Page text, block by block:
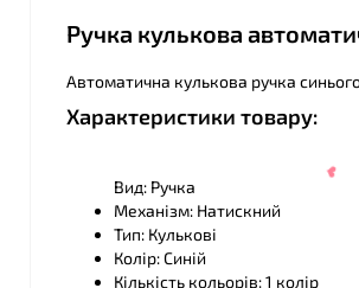
Ручка кулькова
Автоматична кулькова ручка
Характеристики товару:
Вид: Ручка
Механізм: Натискний
Тип: Кулькові
Колір: Синій
Кількість кольорів: 1 колір